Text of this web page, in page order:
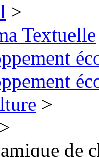
>
Textuelle
>
>
de